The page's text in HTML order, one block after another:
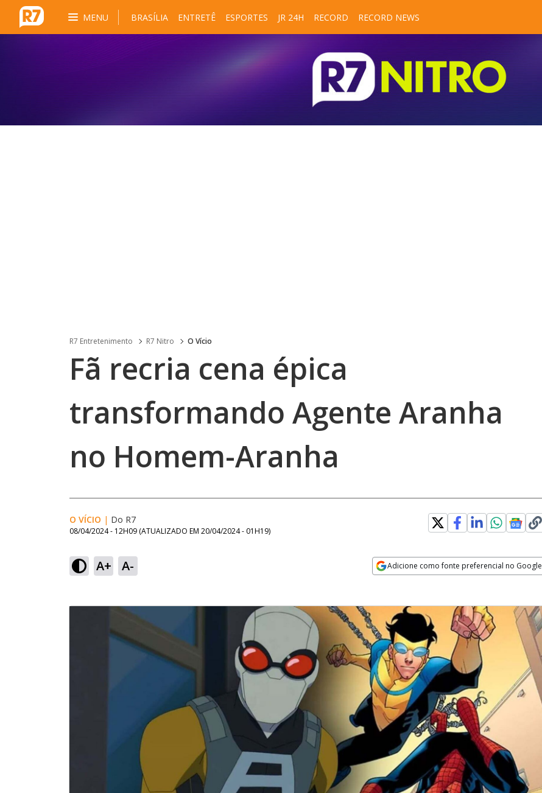
MENU BRASÍLIA ENTRETÊ ESPORTES JR 24H RECORD RECORD NEWS
R7 Entretenimento R7 Nitro O Vício
Fã recria cena épica
transformando Agente Aranha
no Homem-Aranha
O VÍCIO | Do R7
08/04/2024 - 12H09 (ATUALIZADO EM 20/04/2024 - 01H19)
A+ A- Adicione como fonte preferencial no Google